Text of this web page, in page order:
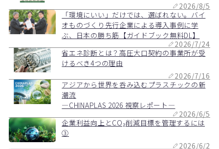
2026/8/5
「環境にいい」だけでは、選ばれない。バイ
オものづくり先行企業による導入事例に学
ぶ、日本の勝ち筋【ガイドブック無料DL】
2026/7/24
省エネ診断とは？高圧大口契約の事業所が受
けるべき4つの理由
2026/7/16
アジアから世界を呑み込むプラスチックの新
潮流
―CHINAPLAS 2026 視察レポート―
2026/6/5
企業利益向上とCO₂削減目標を管理するには
③
2026/6/2